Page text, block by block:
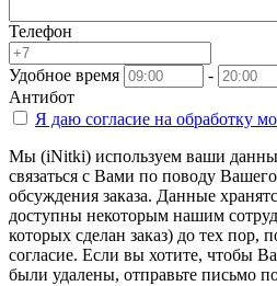
Телефон
Удобное время
-
Антибот
Я даю согласие на обработку
Мы (iNitki) используем ваши
связаться с Вами по поводу
обсуждения заказа. Данные
доступны некоторым нашим
которых сделан заказ) до тех пор,
согласие. Если вы хотите, чтобы
были удалены, отправьте письмо